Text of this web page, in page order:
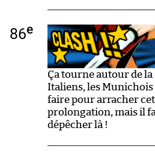
86e
Ça tourne autour de la
Italiens, les
faire pour arracher
prolongation, mais il
dépêcher là !